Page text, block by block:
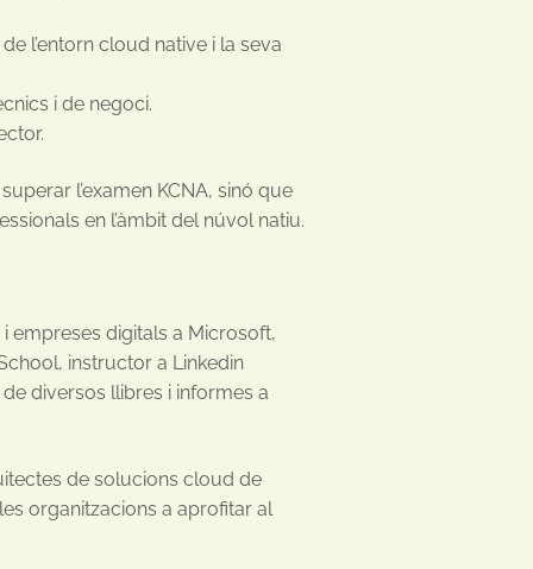
l’entorn cloud native i la seva
i de negoci.
l’examen KCNA, sinó que
en l’àmbit del núvol natiu.
empreses digitals a Microsoft,
instructor a Linkedin
diversos llibres i informes a
de solucions cloud de
organitzacions a aprofitar al